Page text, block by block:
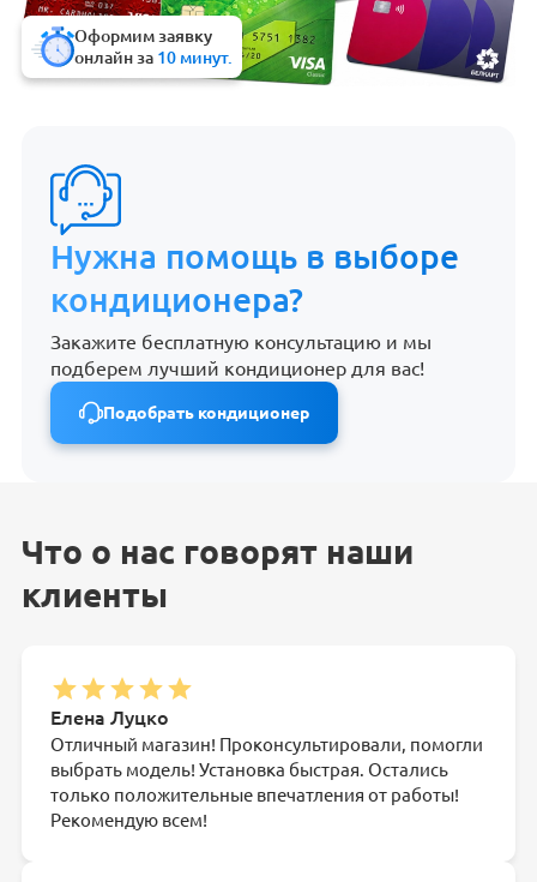
Оформим заявку
онлайн за 10 минут.
Нужна помощь в выборе
кондиционера?
Закажите бесплатную консультацию и мы
подберем лучший кондиционер для вас!
Подобрать кондиционер
Что о нас говорят наши
клиенты
Елена Луцко
Отличный магазин! Проконсультировали, помогли
выбрать модель! Установка быстрая. Остались
только положительные впечатления от работы!
Рекомендую всем!